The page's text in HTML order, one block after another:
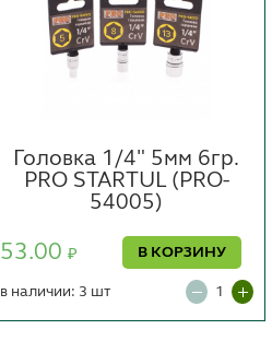
Головка 1/4" 5мм 6гр.
PRO STARTUL (PRO-
54005)
53.00 ₽ В КОРЗИНУ
в наличии: 3 шт